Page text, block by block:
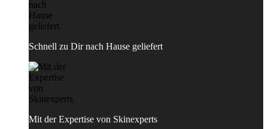
Schnell zu Dir nach Hause geliefert
Mit der Expertise von Skinexperts